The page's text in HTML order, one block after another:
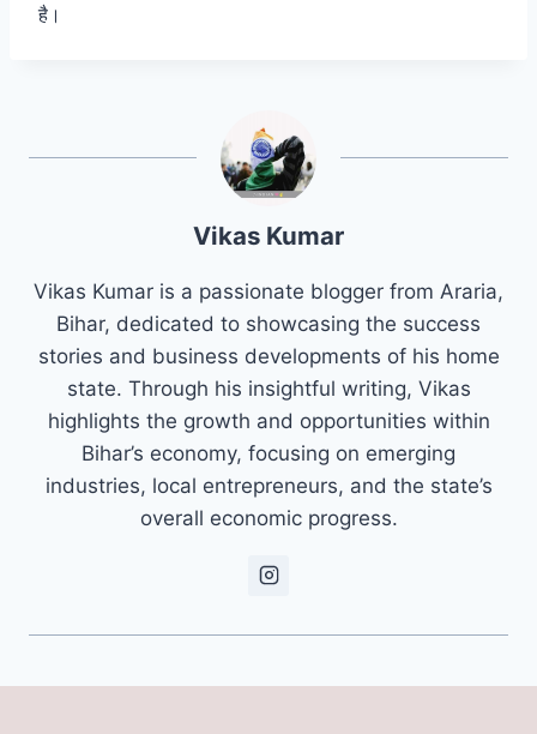
है।
Vikas Kumar
Vikas Kumar is a passionate blogger from Araria,
Bihar, dedicated to showcasing the success
stories and business developments of his home
state. Through his insightful writing, Vikas
highlights the growth and opportunities within
Bihar’s economy, focusing on emerging
industries, local entrepreneurs, and the state’s
overall economic progress.